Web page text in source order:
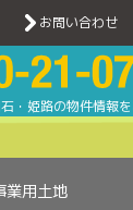
明石エリアのアパ
お問い合わせ
・姫路の物件情報
業用土地